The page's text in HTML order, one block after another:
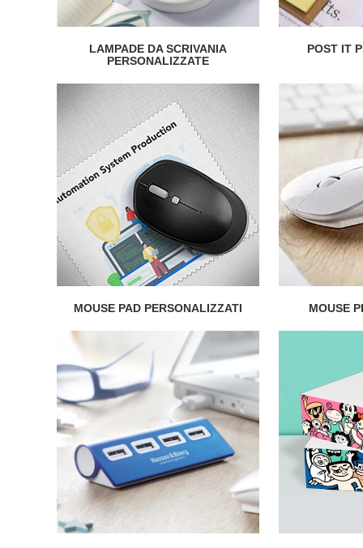
LAMPADE DA SCRIVANIA
PERSONALIZZATE
POST IT
MOUSE PAD PERSONALIZZATI MOUSE